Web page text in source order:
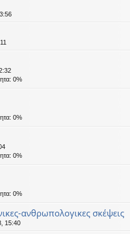
0%
0%
0%
0%
ανθρωπολογικες σκέψεις
15:40